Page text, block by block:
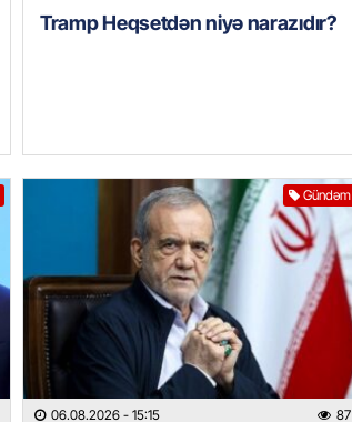
Tramp Heqsetdən niyə narazıdır?
Gündəm
06.08.2026 - 15:15 87